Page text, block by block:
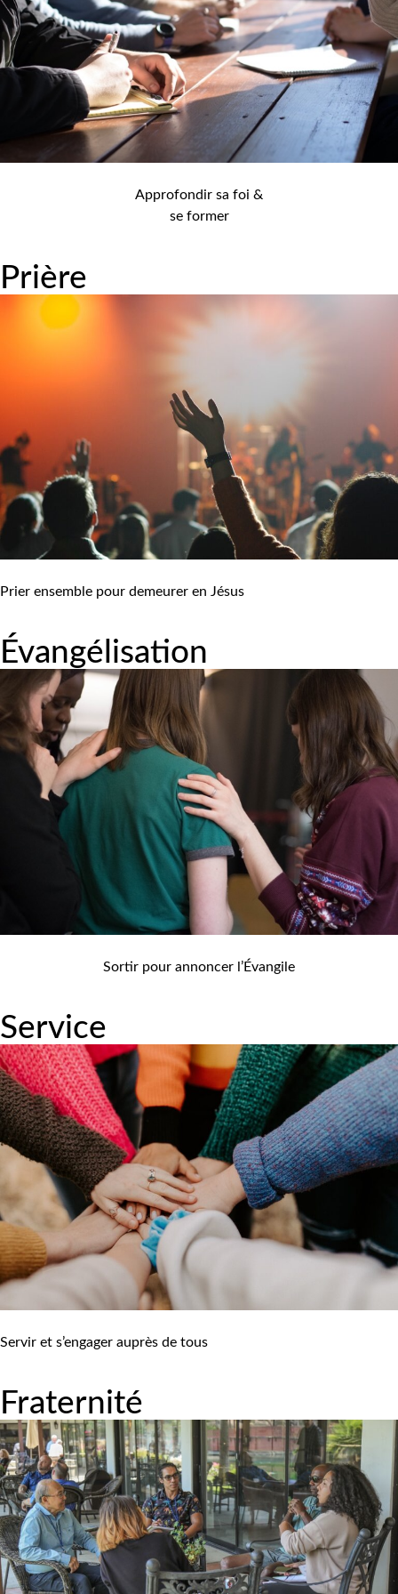
Approfondir sa foi &
se former
Prière
Prier ensemble pour demeurer en Jésus
Évangélisation
Sortir pour annoncer l’Évangile
Service
Servir et s’engager auprès de tous
Fraternité